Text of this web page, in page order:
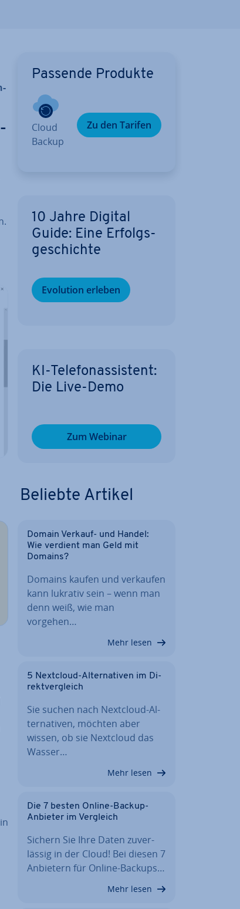
in
Passende Produkte
Cloud
Backup
Zu den Tarifen
10 Jahre Digital
Guide: Eine Er­folgs­
ge­schich­te
Evolution erleben
KI-Te­le­fon­as­sis­tent:
Die Live-Demo
Zum Webinar
Beliebte Artikel
Domain Verkauf- und Handel:
Wie verdient man Geld mit
Domains?
Domains kaufen und verkaufen
kann lukrativ sein – wenn man
denn weiß, wie man
vorgehen…
Mehr lesen
5 Nextcloud-Al­ter­na­ti­ven im Di­
rekt­ver­gleich
Sie suchen nach Nextcloud-Al­
ter­na­ti­ven, möchten aber
wissen, ob sie Nextcloud das
Wasser…
Mehr lesen
Die 7 besten Online-Backup-
Anbieter im Vergleich
Sichern Sie Ihre Daten zu­ver­
läs­sig in der Cloud! Bei diesen 7
Anbietern für Online-Backups…
Mehr lesen